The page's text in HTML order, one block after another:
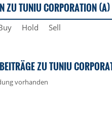
ZU TUNIU CORPORATION
Hold Sell
ZU TUNIU
vorhanden